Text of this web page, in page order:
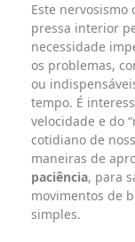
Este nervosismo
pressa interior
necessidade
os problemas,
ou
tempo. É
velocidade e do
cotidiano de
maneiras de
paciência, para
movimentos de
simples.